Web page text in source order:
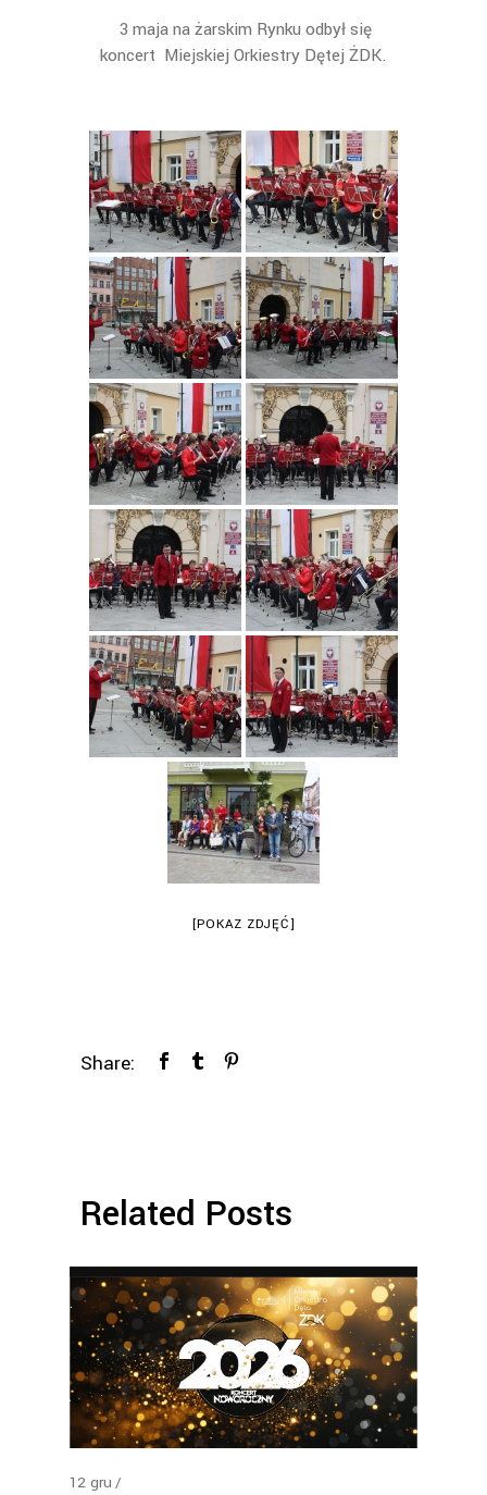
3 maja na żarskim Rynku odbył się
koncert Miejskiej Orkiestry Dętej ŻDK.
[POKAZ ZDJĘĆ]
Share:
Related Posts
12 gru